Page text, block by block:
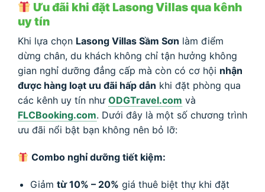
Ưu đãi khi đặt Lasong Villas qua kênh
uy tín
Khi lựa chọn Lasong Villas Sầm Sơn làm điểm
dừng chân, du khách không chỉ tận hưởng không
gian nghỉ dưỡng đẳng cấp mà còn có cơ hội nhận
được hàng loạt ưu đãi hấp dẫn khi đặt phòng qua
các kênh uy tín như ODGTravel.com và
FLCBooking.com. Dưới đây là một số chương trình
ưu đãi nổi bật bạn không nên bỏ lỡ:
Combo nghỉ dưỡng tiết kiệm:
Giảm từ 10% – 20% giá thuê biệt thự khi đặt